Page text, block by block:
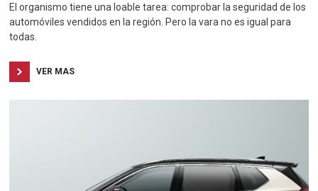
El organismo tiene una loable tarea: comprobar la seguridad de los
automóviles vendidos en la región. Pero la vara no es igual para
todas.
VER MAS